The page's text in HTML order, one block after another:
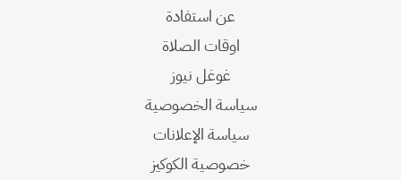
عن استفادة
اوقات الصلاة
غوغل نيوز
سياسة الخصوصية
سياسة الإعلانات
خصوصية الكوكيز